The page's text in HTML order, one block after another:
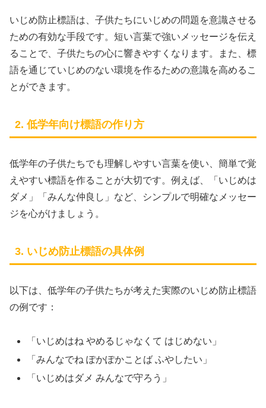
いじめ防止標語は、子供たちにいじめの問題を意識させる
ための有効な手段です。短い言葉で強いメッセージを伝え
ることで、子供たちの心に響きやすくなります。また、標
語を通じていじめのない環境を作るための意識を高めるこ
とができます。
2. 低学年向け標語の作り方
低学年の子供たちでも理解しやすい言葉を使い、簡単で覚
えやすい標語を作ることが大切です。例えば、「いじめは
ダメ」「みんな仲良し」など、シンプルで明確なメッセー
ジを心がけましょう。
3. いじめ防止標語の具体例
以下は、低学年の子供たちが考えた実際のいじめ防止標語
の例です：
「いじめはね やめるじゃなくて はじめない」
「みんなでね ぽかぽかことば ふやしたい」
「いじめはダメ みんなで守ろう」